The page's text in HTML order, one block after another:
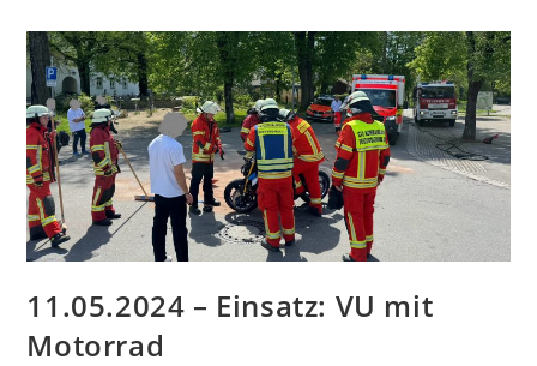
11.05.2024 – Einsatz: VU mit
Motorrad